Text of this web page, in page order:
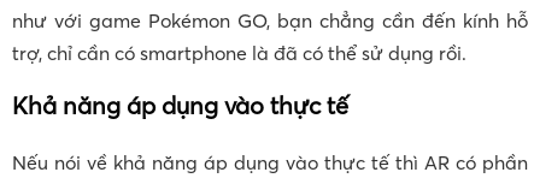
như với game Pokémon GO, bạn chẳng cần đến kính hỗ
trợ, chỉ cần có smartphone là đã có thể sử dụng rồi.
Khả năng áp dụng vào thực tế
Nếu nói về khả năng áp dụng vào thực tế thì AR có phần